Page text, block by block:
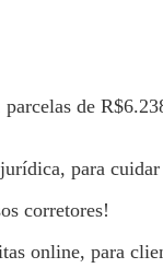
de
para
corretores!
online, para